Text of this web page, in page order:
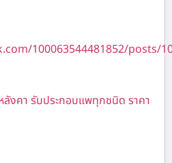
100063544481852/posts/
งคา รับประกอบแพทุกชนิด ราคา